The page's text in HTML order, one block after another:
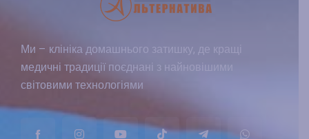
Ми – клініка домашнього затишку, де кращі
медичні традиції поєднані з найновішими
світовими технологіями